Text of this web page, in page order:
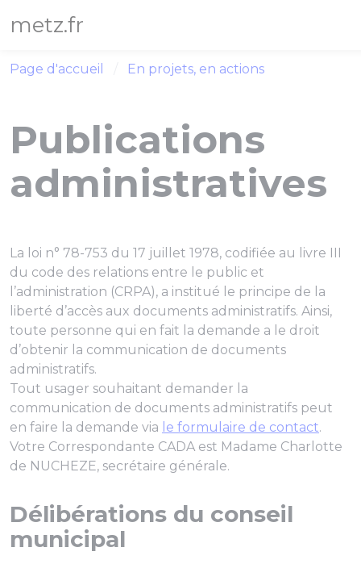
metz.fr
Page d'accueil En projets, en actions
Publications
administratives
La loi n° 78-753 du 17 juillet 1978, codifiée au livre III
du code des relations entre le public et
l’administration (CRPA), a institué le principe de la
liberté d’accès aux documents administratifs. Ainsi,
toute personne qui en fait la demande a le droit
d’obtenir la communication de documents
administratifs.
Tout usager souhaitant demander la
communication de documents administratifs peut
en faire la demande via le formulaire de contact.
Votre Correspondante CADA est Madame Charlotte
de NUCHEZE, secrétaire générale.
Délibérations du conseil
municipal